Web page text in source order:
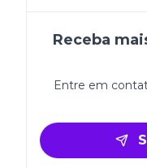
Receba
Entre em